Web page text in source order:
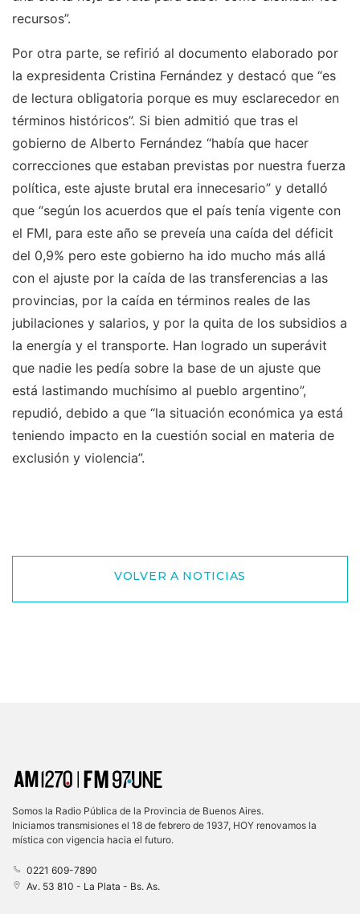
recursos”.
Por otra parte, se refirió al documento elaborado por
la expresidenta Cristina Fernández y destacó que “es
de lectura obligatoria porque es muy esclarecedor en
términos históricos”. Si bien admitió que tras el
gobierno de Alberto Fernández “había que hacer
correcciones que estaban previstas por nuestra fuerza
política, este ajuste brutal era innecesario” y detalló
que “según los acuerdos que el país tenía vigente con
el FMI, para este año se preveía una caída del déficit
del 0,9% pero este gobierno ha ido mucho más allá
con el ajuste por la caída de las transferencias a las
provincias, por la caída en términos reales de las
jubilaciones y salarios, y por la quita de los subsidios a
la energía y el transporte. Han logrado un superávit
que nadie les pedía sobre la base de un ajuste que
está lastimando muchísimo al pueblo argentino”,
repudió, debido a que “la situación económica ya está
teniendo impacto en la cuestión social en materia de
exclusión y violencia”.
VOLVER A NOTICIAS
Somos la Radio Pública de la Provincia de Buenos Aires.
Iniciamos transmisiones el 18 de febrero de 1937, HOY renovamos la
mística con vigencia hacia el futuro.
0221 609-7890
Av. 53 810 - La Plata - Bs. As.